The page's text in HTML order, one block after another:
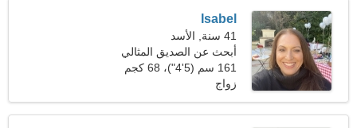
Isabel
41 سنة, الأسد
أبحث عن الصديق المثالي
161 سم (5'4")، 68 كجم
(149 رطلا)زواج